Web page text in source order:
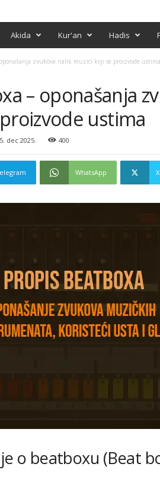
Akida Kur'an Hadis
zvukova nalik muzici koji se proizvode ustima
– oponašanja
ustima
dec 2025. 400
WhatsApp X
o beatboxu (Beat